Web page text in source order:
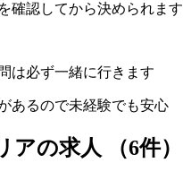
確認してから決められます
は必ず一緒に行きます
あるので未経験でも安心
アの求人 （6件）